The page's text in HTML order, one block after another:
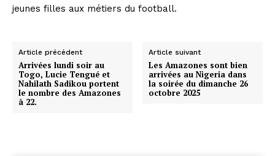
jeunes filles aux métiers du football.
Article précédent
Arrivées lundi soir au
Togo, Lucie Tengué et
Nahilath Sadikou portent
le nombre des Amazones
à 22.
Article suivant
Les Amazones sont bien
arrivées au Nigeria dans
la soirée du dimanche 26
octobre 2025